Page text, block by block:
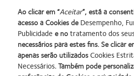
Ao clicar em “Aceitar”, está a
acesso a Cookies deDesempenho,
Publicidade e notratamento dos
necessários para estes fins. Se clicar
apenas serão utilizadosCookies
Necessários. Também pode